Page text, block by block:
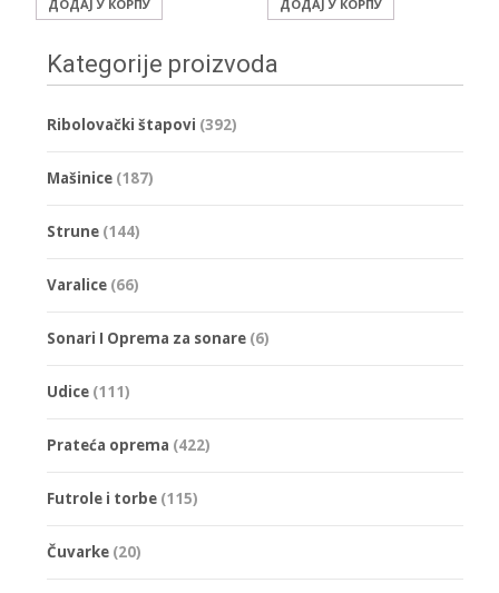
ДОДАЈ У КОРПУ ДОДАЈ У КОРПУ
Kategorije proizvoda
Ribolovački štapovi (392)
Mašinice (187)
Strune (144)
Varalice (66)
Sonari I Oprema za sonare (6)
Udice (111)
Prateća oprema (422)
Futrole i torbe (115)
Čuvarke (20)